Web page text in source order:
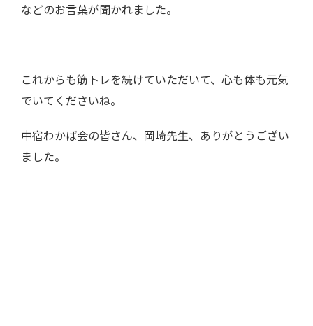
などのお言葉が聞かれました。
これからも筋トレを続けていただいて、心も体も元気
でいてくださいね。
中宿わかば会の皆さん、岡崎先生、ありがとうござい
ました。